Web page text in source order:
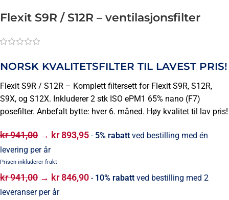
Flexit S9R / S12R – ventilasjonsfilter
NORSK KVALITETSFILTER TIL LAVEST PRIS!
Flexit S9R / S12R – Komplett filtersett for Flexit S9R, S12R,
S9X, og S12X. Inkluderer 2 stk ISO ePM1 65% nano (F7)
posefilter. Anbefalt bytte: hver 6. måned. Høy kvalitet til lav pris!
kr941,00 → kr893,95 - 5% rabatt ved bestilling med én
levering per år
kr941,00 → kr846,90 - 10% rabatt ved bestilling med 2
leveranser per år